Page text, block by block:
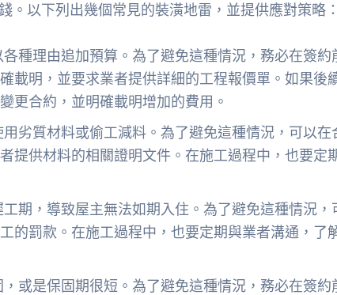
。以下列出幾個常見的裝潢地雷，並提供應對策略：
種理由追加預算。為了避免這種情況，務必在簽約
載明，並要求業者提供詳細的工程報價單。如果後
更合約，並明確載明增加的費用。
劣質材料或偷工減料。為了避免這種情況，可以在
提供材料的相關證明文件。在施工過程中，也要定
期，導致屋主無法如期入住。為了避免這種情況，
的罰款。在施工過程中，也要定期與業者溝通，了
或是保固期很短。為了避免這種情況，務必在簽約